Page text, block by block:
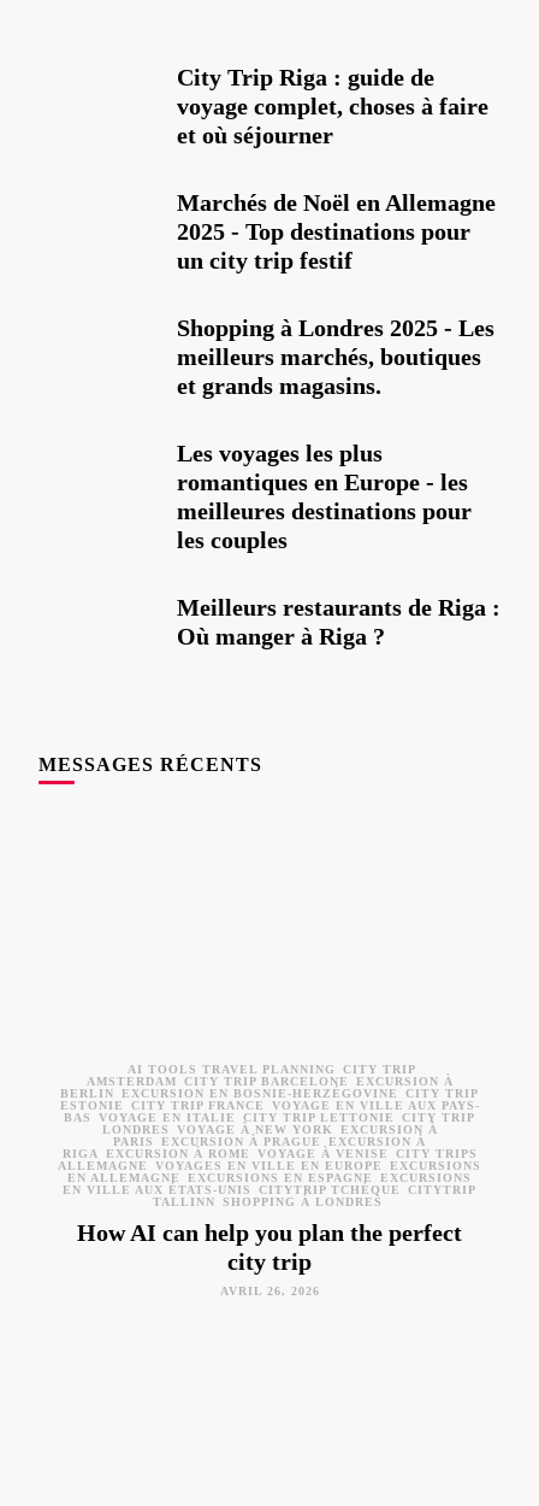
City Trip Riga : guide de
voyage complet, choses à faire
et où séjourner
Marchés de Noël en Allemagne
2025 - Top destinations pour
un city trip festif
Shopping à Londres 2025 - Les
meilleurs marchés, boutiques
et grands magasins.
Les voyages les plus
romantiques en Europe - les
meilleures destinations pour
les couples
Meilleurs restaurants de Riga :
Où manger à Riga ?
MESSAGES RÉCENTS
AI TOOLS TRAVEL PLANNING
CITY TRIP
AMSTERDAM
CITY TRIP BARCELONE
EXCURSION À
BERLIN
EXCURSION EN BOSNIE-HERZÉGOVINE
CITY TRIP
ESTONIE
CITY TRIP FRANCE
VOYAGE EN VILLE AUX PAYS-
BAS
VOYAGE EN ITALIE CITY TRIP LETTONIE
CITY TRIP
LONDRES
VOYAGE À NEW YORK
EXCURSION À
PARIS
EXCURSION À PRAGUE
EXCURSION À
RIGA
EXCURSION À ROME VOYAGE À VENISE
CITY TRIPS
ALLEMAGNE
VOYAGES EN VILLE EN EUROPE
EXCURSIONS
EN ALLEMAGNE
EXCURSIONS EN ESPAGNE
EXCURSIONS
EN VILLE AUX ÉTATS-UNIS
CITYTRIP TCHÈQUE
CITYTRIP
TALLINN
SHOPPING À LONDRES
How AI can help you plan the perfect
city trip
AVRIL 26, 2026